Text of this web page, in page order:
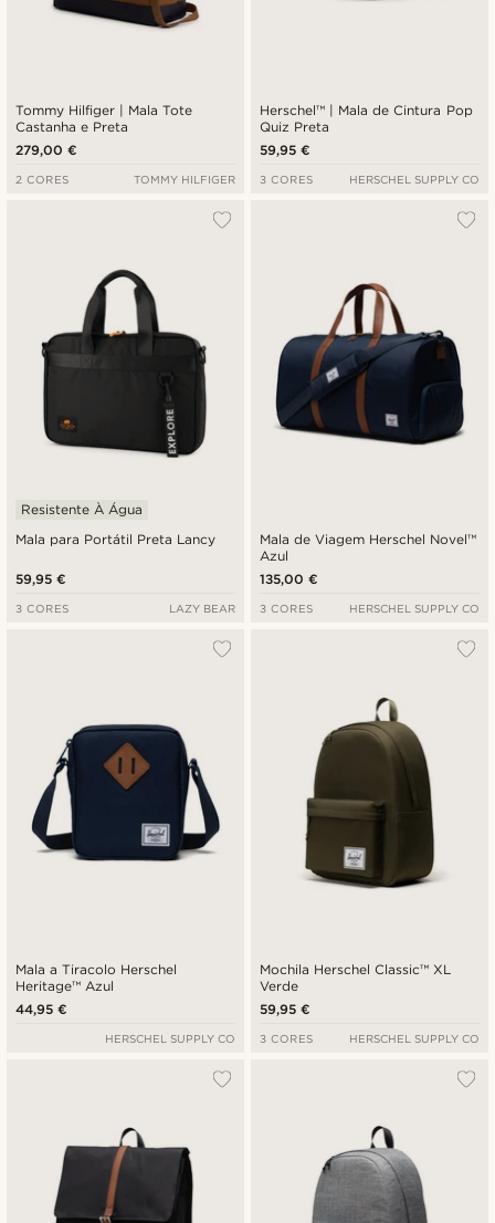
Tommy Hilfiger | Mala Tote
Castanha e Preta
279,00 €
2 CORES TOMMY HILFIGER
Herschel™ | Mala de Cintura Pop
Quiz Preta
59,95 €
3 CORES HERSCHEL SUPPLY CO
Mala para Portátil Preta Lancy
Resistente À Água
59,95 €
3 CORES LAZY BEAR
Mala de Viagem Herschel Novel™
Azul
135,00 €
3 CORES HERSCHEL SUPPLY CO
Mala a Tiracolo Herschel
Heritage™ Azul
44,95 €
HERSCHEL SUPPLY CO
Mochila Herschel Classic™ XL
Verde
59,95 €
3 CORES HERSCHEL SUPPLY CO